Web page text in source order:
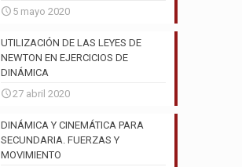
5 mayo 2020
UTILIZACIÓN DE LAS LEYES DE
NEWTON EN EJERCICIOS DE
DINÁMICA
27 abril 2020
DINÁMICA Y CINEMÁTICA PARA
SECUNDARIA. FUERZAS Y
MOVIMIENTO